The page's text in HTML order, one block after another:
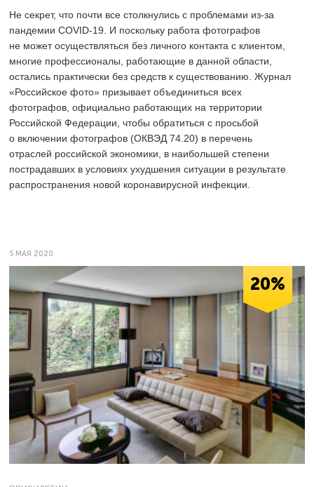
Не секрет, что почти все столкнулись с проблемами из-за
пандемии COVID-19. И поскольку работа фотографов
не может осуществляться без личного контакта с клиентом,
многие профессионалы, работающие в данной области,
остались практически без средств к существованию. Журнал
«Российское фото» призывает объединиться всех
фотографов, официально работающих на территории
Российской Федерации, чтобы обратиться с просьбой
о включении фотографов (ОКВЭД 74.20) в перечень
отраслей российской экономики, в наибольшей степени
пострадавших в условиях ухудшения ситуации в результате
распространения новой коронавирусной инфекции.
5 МАЯ 2020
20%